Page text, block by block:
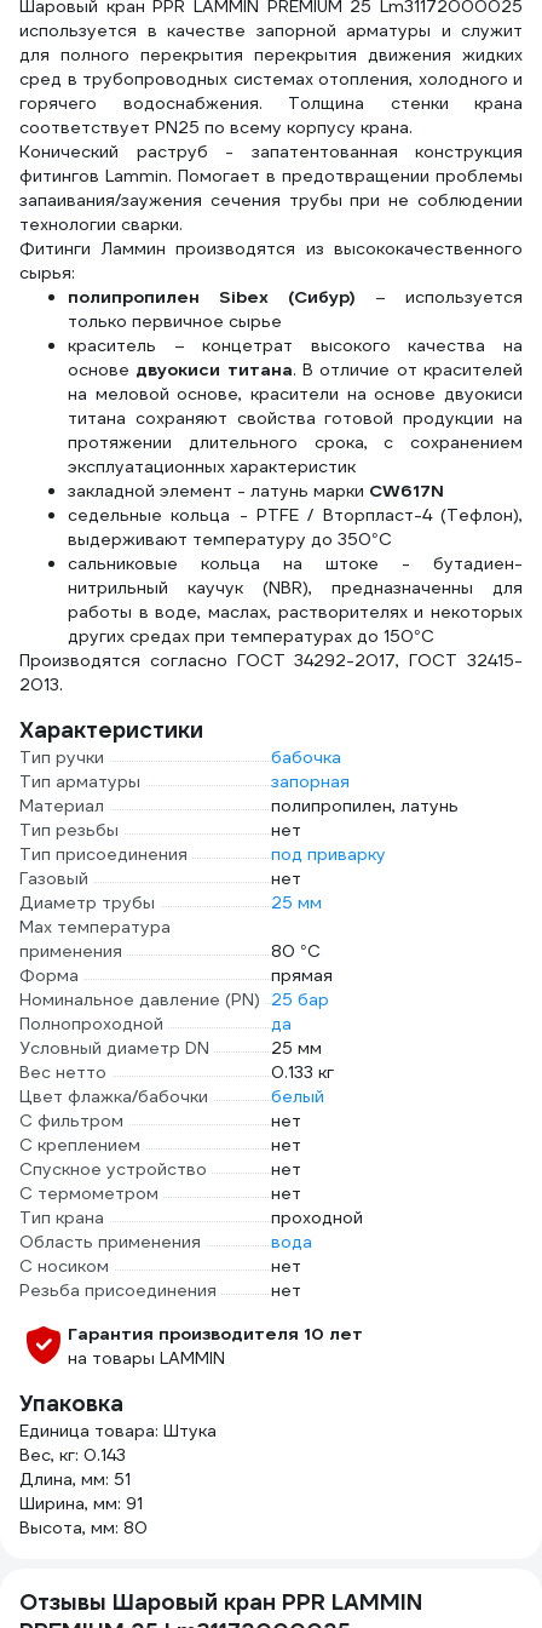
Шаровый кран PPR LAMMIN PREMIUM 25 Lm31172000025
используется в качестве запорной арматуры и служит
для полного перекрытия перекрытия движения жидких
сред в трубопроводных системах отопления, холодного и
горячего водоснабжения. Толщина стенки крана
соответствует PN25 по всему корпусу крана.
Конический раструб - запатентованная конструкция
фитингов Lammin. Помогает в предотвращении проблемы
запаивания/заужения сечения трубы при не соблюдении
технологии сварки.
Фитинги Ламмин производятся из высококачественного
сырья:
полипропилен Sibex (Сибур) – используется
только первичное сырье
краситель – концетрат высокого качества на
основе двуокиси титана. В отличие от красителей
на меловой основе, красители на основе двуокиси
титана сохраняют свойства готовой продукции на
протяжении длительного срока, с сохранением
эксплуатационных характеристик
закладной элемент - латунь марки CW617N
седельные кольца - PTFE / Вторпласт-4 (Тефлон),
выдерживают температуру до 350°С
сальниковые кольца на штоке - бутадиен-
нитрильный каучук (NBR), предназначенны для
работы в воде, маслах, растворителях и некоторых
других средах при температурах до 150°С
Производятся согласно ГОСТ 34292-2017, ГОСТ 32415-
2013.
Характеристики
Тип ручки
бабочка
Тип арматуры
запорная
Материал
полипропилен, латунь
Тип резьбы
нет
Тип присоединения
под приварку
Газовый
нет
Диаметр трубы
25 мм
Max температура
применения
80 °С
Форма
прямая
Номинальное давление (PN)
25 бар
Полнопроходной
да
Условный диаметр DN
25 мм
Вес нетто
0.133 кг
Цвет флажка/бабочки
белый
С фильтром
нет
С креплением
нет
Спускное устройство
нет
С термометром
нет
Тип крана
проходной
Область применения
вода
С носиком
нет
Резьба присоединения
нет
Гарантия производителя 10 лет
на товары LAMMIN
Упаковка
Единица товара: Штука
Вес, кг: 0.143
Длина, мм: 51
Ширина, мм: 91
Высота, мм: 80
Отзывы Шаровый кран PPR LAMMIN